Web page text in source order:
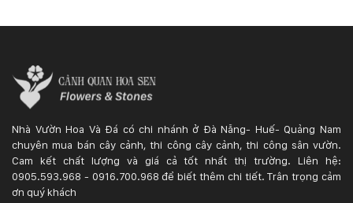
Nhà Vườn Hoa Và Đá có chi nhánh ở Đà Nẵng- Huế- Quảng Nam
chuyên mua bán cây cảnh, thi công cây cảnh, thi công sân vườn.
Cam kết chất lượng và giá cả tốt nhất thị trường. Liên hệ:
0905.593.968 - 0916.700.968 để biết thêm chi tiết. Trân trọng cảm
ơn quý khách